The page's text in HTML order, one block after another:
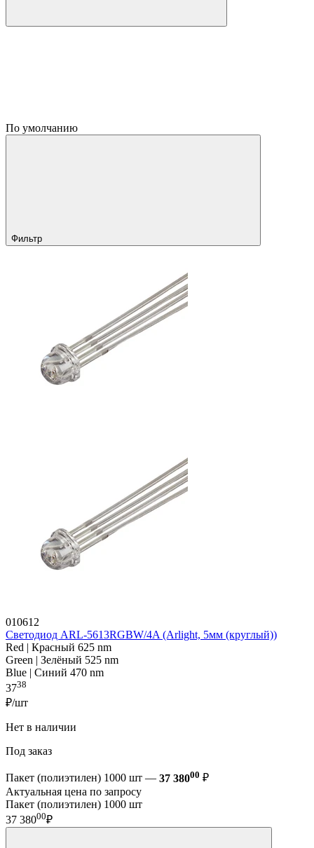
По умолчанию
Фильтр
010612
Светодиод ARL-5613RGBW/4A (Arlight, 5мм (круглый))
Red | Красный 625 nm
Green | Зелёный 525 nm
Blue | Синий 470 nm
3738
₽/шт
Нет в наличии
Под заказ
Пакет (полиэтилен) 1000 шт — 37 38000 ₽
Актуальная цена по запросу
Пакет (полиэтилен) 1000 шт
37 38000₽